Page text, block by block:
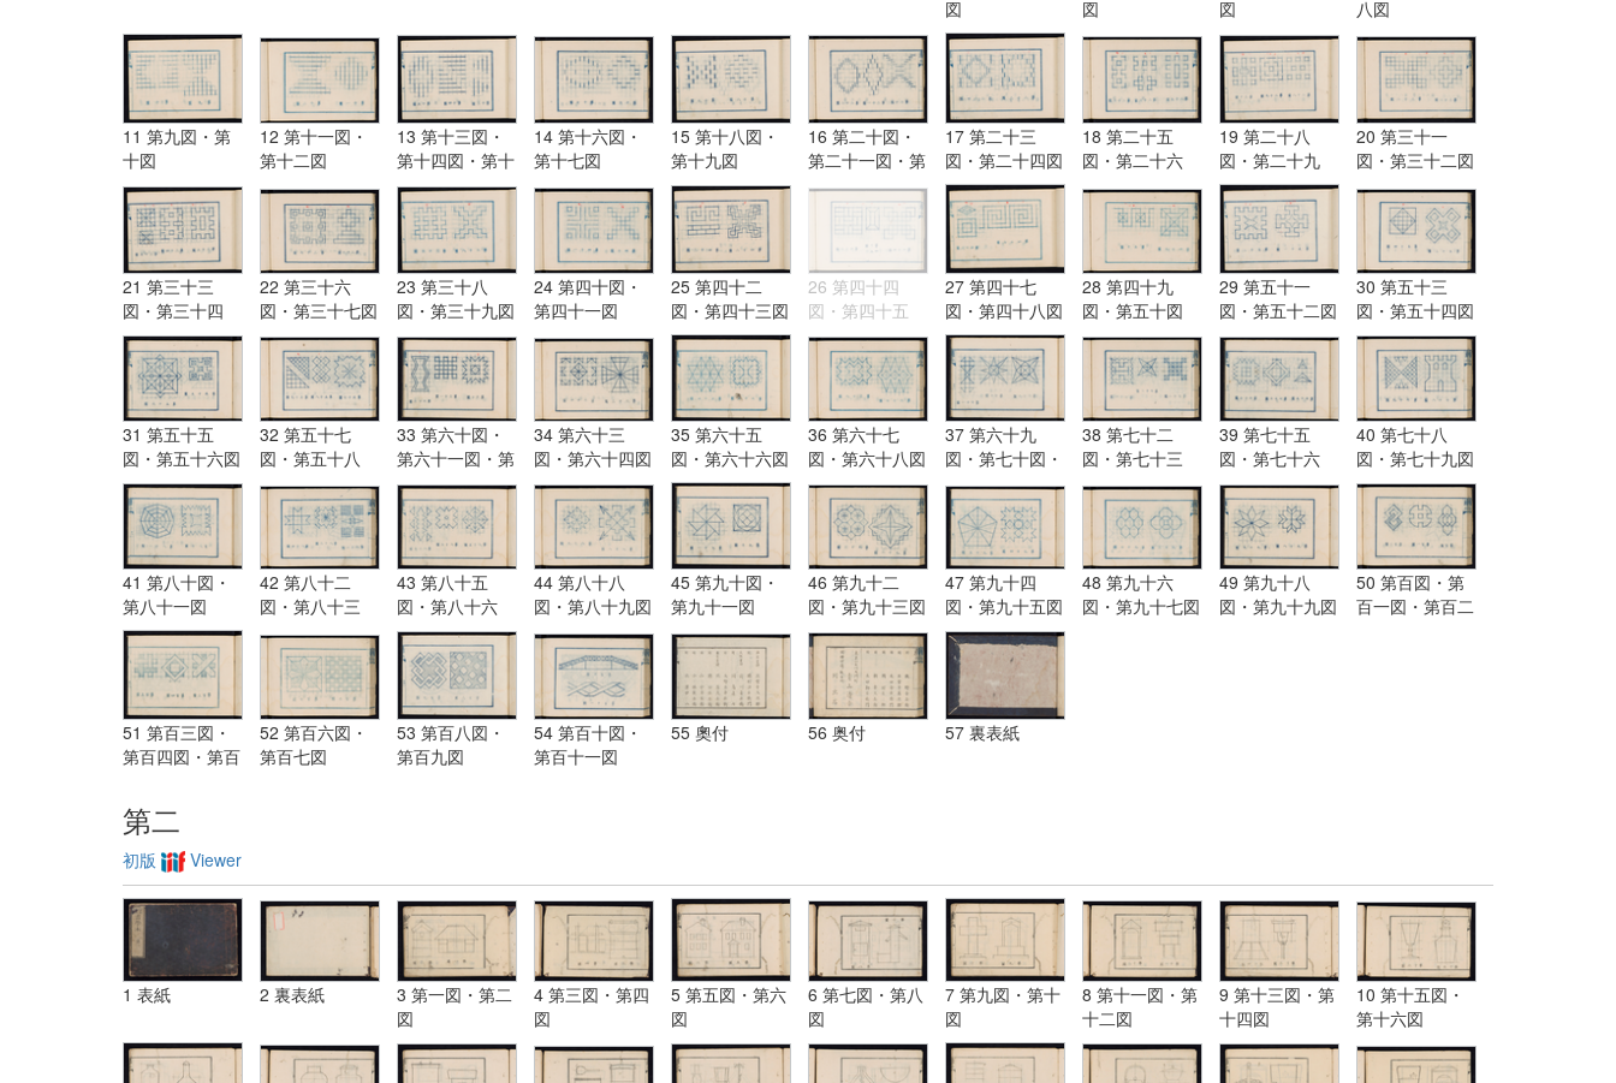
図
図
図
八図
11 第九図・第
十図
12 第十一図・
第十二図
13 第十三図・
第十四図・第十
五図
14 第十六図・
第十七図
15 第十八図・
第十九図
16 第二十図・
第二十一図・第
二十二図
17 第二十三
図・第二十四図
18 第二十五
図・第二十六
図・第二十七図
19 第二十八
図・第二十九
図・第三十図
20 第三十一
図・第三十二図
21 第三十三
図・第三十四
図・第三十五図
22 第三十六
図・第三十七図
23 第三十八
図・第三十九図
24 第四十図・
第四十一図
25 第四十二
図・第四十三図
26 第四十四
図・第四十五
図・第四十六図
27 第四十七
図・第四十八図
28 第四十九
図・第五十図
29 第五十一
図・第五十二図
30 第五十三
図・第五十四図
31 第五十五
図・第五十六図
32 第五十七
図・第五十八
図・第五十九図
33 第六十図・
第六十一図・第
六十二図
34 第六十三
図・第六十四図
35 第六十五
図・第六十六図
36 第六十七
図・第六十八図
37 第六十九
図・第七十図・
第七十一図
38 第七十二
図・第七十三
図・第七十四図
39 第七十五
図・第七十六
図・第七十七図
40 第七十八
図・第七十九図
41 第八十図・
第八十一図
42 第八十二
図・第八十三
図・第八十四図
43 第八十五
図・第八十六
図・第八十七図
44 第八十八
図・第八十九図
45 第九十図・
第九十一図
46 第九十二
図・第九十三図
47 第九十四
図・第九十五図
48 第九十六
図・第九十七図
49 第九十八
図・第九十九図
50 第百図・第
百一図・第百二
51 第百三図・
第百四図・第百
52 第百六図・
第百七図
53 第百八図・
第百九図
54 第百十図・
第百十一図
55 奧付 56 奥付 57 裏表紙
第二
初版 Viewer
1 表紙 2 裏表紙
3 第一図・第二
図
4 第三図・第四
図
5 第五図・第六
図
6 第七図・第八
図
7 第九図・第十
図
8 第十一図・第
十二図
9 第十三図・第
十四図
10 第十五図・
第十六図